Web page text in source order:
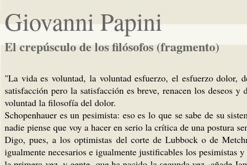
Giovanni Papini
El crepúsculo de los filósofos (fragmento)
"La vida es voluntad, la voluntad esfuerzo, el esfuerzo
satisfacción pero la satisfacción es breve, renacen los deseos
voluntad la filosofía del dolor.
Schopenhauer es un pesimista: eso es lo que se sabe de su
nadie piense que voy a hacer en serio la crítica de una postura
Digo, pues, a los optimistas del corte de Lubbock o de
igualmente necesarios e igualmente justificables los pesimistas